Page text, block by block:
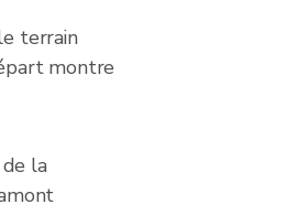
terrain
montre
la